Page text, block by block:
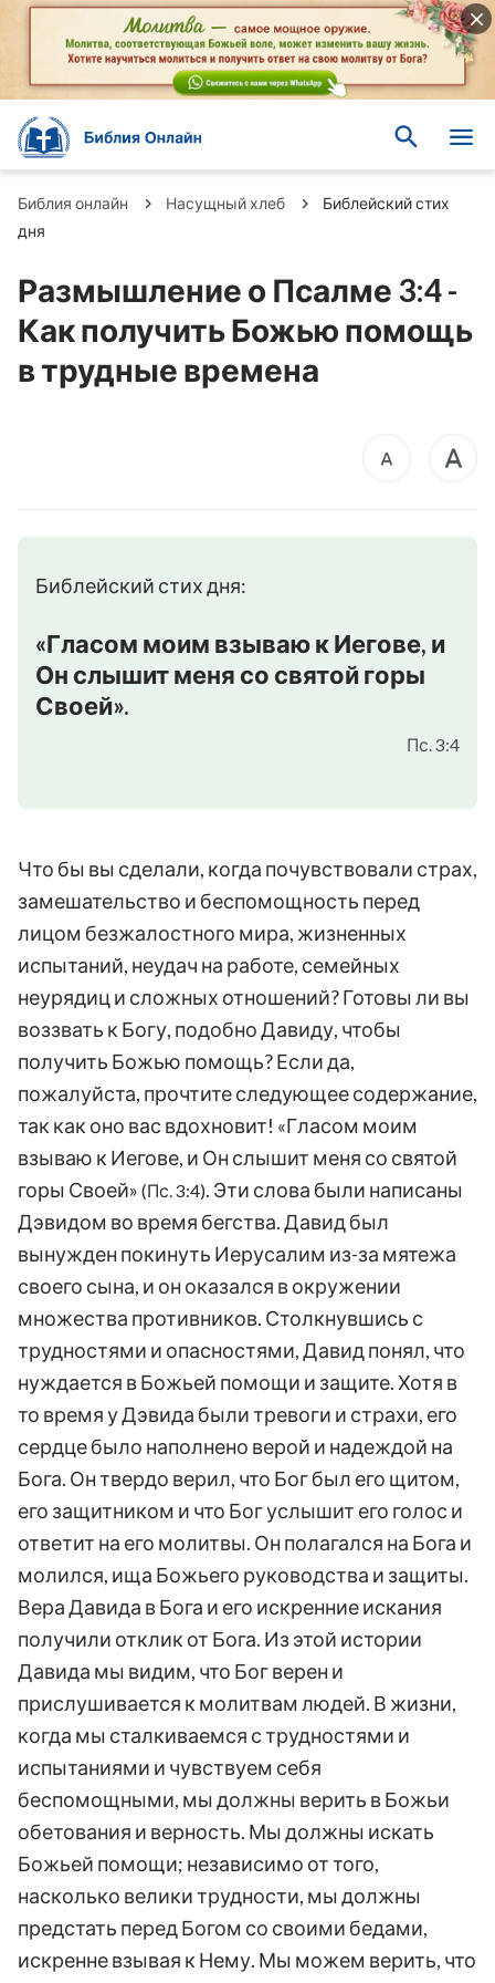
Библия онлайн Насущный хлеб
Библейский стих
дня
Размышление о Псалме 3:4 -
Как получить Божью помощь
в трудные времена
Библейский стих дня:
«Гласом моим взываю к Иегове, и
Он слышит меня со святой горы
Своей».
Пс. 3:4
Что бы вы сделали, когда почувствовали страх,
замешательство и беспомощность перед
лицом безжалостного мира, жизненных
испытаний, неудач на работе, семейных
неурядиц и сложных отношений? Готовы ли вы
воззвать к Богу, подобно Давиду, чтобы
получить Божью помощь? Если да,
пожалуйста, прочтите следующее содержание,
так как оно вас вдохновит! «Гласом моим
взываю к Иегове, и Он слышит меня со святой
горы Своей» (Пс. 3:4). Эти слова были написаны
Дэвидом во время бегства. Давид был
вынужден покинуть Иерусалим из-за мятежа
своего сына, и он оказался в окружении
множества противников. Столкнувшись с
трудностями и опасностями, Давид понял, что
нуждается в Божьей помощи и защите. Хотя в
то время у Дэвида были тревоги и страхи, его
сердце было наполнено верой и надеждой на
Бога. Он твердо верил, что Бог был его щитом,
его защитником и что Бог услышит его голос и
ответит на его молитвы. Он полагался на Бога и
молился, ища Божьего руководства и защиты.
Вера Давида в Бога и его искренние искания
получили отклик от Бога. Из этой истории
Давида мы видим, что Бог верен и
прислушивается к молитвам людей. В жизни,
когда мы сталкиваемся с трудностями и
испытаниями и чувствуем себя
беспомощными, мы должны верить в Божьи
обетования и верность. Мы должны искать
Божьей помощи; независимо от того,
насколько велики трудности, мы должны
предстать перед Богом со своими бедами,
искренне взывая к Нему. Мы можем верить, что